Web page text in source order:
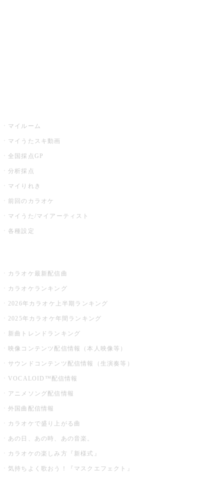
マイルーム
マイうたスキ動画
全国採点GP
分析採点
マイりれき
前回のカラオケ
マイうた/マイアーティスト
各種設定
カラオケ最新配信曲
カラオケランキング
2026年カラオケ上半期ランキング
2025年カラオケ年間ランキング
新曲トレンドランキング
映像コンテンツ配信情報（本人映像等）
サウンドコンテンツ配信情報（生演奏等）
VOCALOID™配信情報
アニメソング配信情報
外国曲配信情報
カラオケで盛り上がる曲
あの日、あの時、あの音楽。
カラオケの楽しみ方『新様式』
気持ちよく歌おう！『マスクエフェクト』